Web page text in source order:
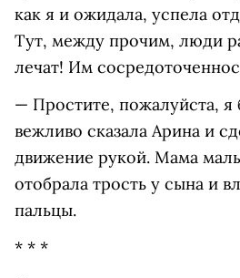
как я и ожидала, успела
Тут, между прочим, люди
лечат! Им
— Простите, пожалуйста,
вежливо сказала Арина и
движение рукой. Мама
отобрала трость у сына и
пальцы.
* * *